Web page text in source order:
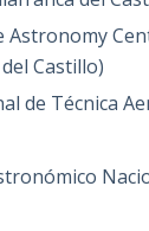
Astronomy
Castillo)
de Técnica